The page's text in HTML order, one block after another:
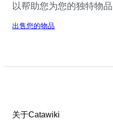
以帮助您为您的独特物
出售您的物品
关于Catawiki